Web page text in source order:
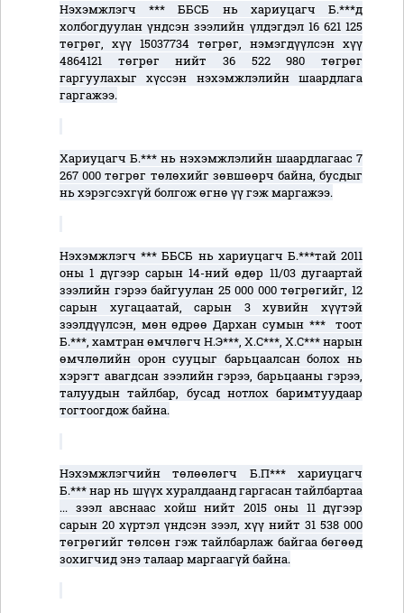
Нэхэмжлэгч *** ББСБ нь хариуцагч Б.***д
холбогдуулан үндсэн зээлийн үлдэгдэл 16 621 125
төгрөг, хүү 15037734 төгрөг, нэмэгдүүлсэн хүү
4864121 төгрөг нийт 36 522 980 төгрөг
гаргуулахыг хүссэн нэхэмжлэлийн шаардлага
гаргажээ.
Хариуцагч Б.*** нь нэхэмжлэлийн шаардлагаас 7
267 000 төгрөг төлөхийг зөвшөөрч байна, бусдыг
нь хэрэгсэхгүй болгож өгнө үү гэж маргажээ.
Нэхэмжлэгч *** ББСБ нь хариуцагч Б.***тай 2011
оны 1 дүгээр сарын 14-ний өдөр 11/03 дугаартай
зээлийн гэрээ байгуулан 25 000 000 төгрөгийг, 12
сарын хугацаатай, сарын 3 хувийн хүүтэй
зээлдүүлсэн, мөн өдрөө Дархан сумын *** тоот
Б.***, хамтран өмчлөгч Н.Э***, Х.С***, Х.С*** нарын
өмчлөлийн орон сууцыг барьцаалсан болох нь
хэрэгт авагдсан зээлийн гэрээ, барьцааны гэрээ,
талуудын тайлбар, бусад нотлох баримтуудаар
тогтоогдож байна.
Нэхэмжлэгчийн төлөөлөгч Б.П*** хариуцагч
Б.*** нар нь шүүх хуралдаанд гаргасан тайлбартаа
... зээл авснаас хойш нийт 2015 оны 11 дүгээр
сарын 20 хүртэл үндсэн зээл, хүү нийт 31 538 000
төгрөгийг төлсөн гэж тайлбарлаж байгаа бөгөөд
зохигчид энэ талаар маргаагүй байна.